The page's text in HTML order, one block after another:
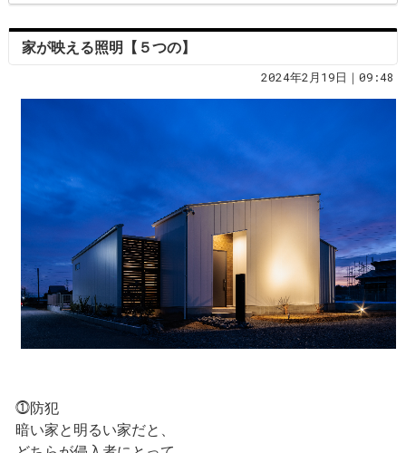
家が映える照明【５つの】
2024年2月19日｜09:48
⓵防犯
暗い家と明るい家だと、